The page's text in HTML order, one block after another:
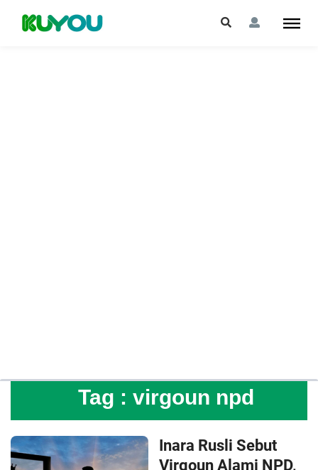
Tag : virgoun npd
Inara Rusli Sebut
Virgoun Alami NPD,